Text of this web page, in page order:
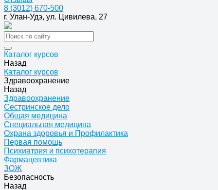
8 (3012) 670-500
г. Улан-Удэ, ул. Цивилева, 27
Каталог курсов
Назад
Каталог курсов
Здравоохранение
Назад
Здравоохранение
Сестринское дело
Общая медицина
Специальная медицина
Охрана здоровья и Профилактика
Первая помощь
Психиатрия и психотерапия
Фармацевтика
ЗОЖ
Безопасность
Назад